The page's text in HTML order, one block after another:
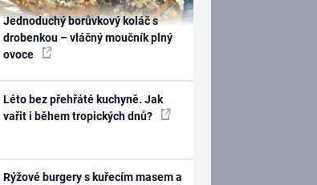
Jednoduchý borůvkový koláč s
drobenkou – vláčný moučník plný
ovoce
Léto bez přehřáté kuchyně. Jak
vařit i během tropických dnů?
Rýžové burgery s kuřecím masem a